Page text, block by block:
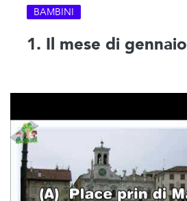
BAMBINI
1. Il mese di gennaio